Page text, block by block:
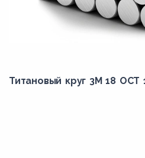
Титановый круг 3М 18 ОСТ